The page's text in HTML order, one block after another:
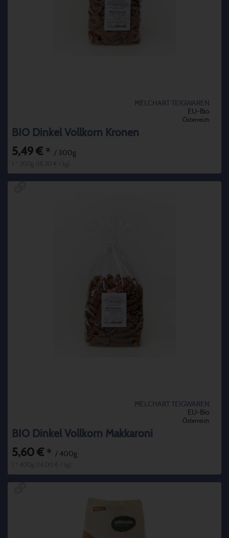
MELCHART TEIGWAREN
EU-Bio
Österreich
BIO Dinkel Vollkorn Kronen
5,49 € * / 300g
MELCHART TEIGWAREN
EU-Bio
Österreich
BIO Dinkel Vollkorn Makkaroni
5,60 € * / 400g